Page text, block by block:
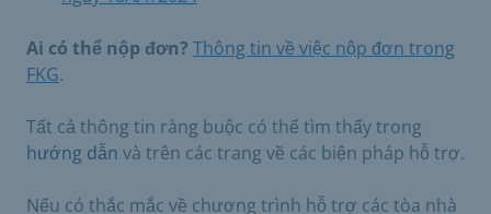
Ai có thể nộp đơn? Thông tin về việc nộp đơn trong
FKG.
Tất cả thông tin ràng buộc có thể tìm thấy trong
hướng dẫn và trên các trang về các biện pháp hỗ trợ.
Nếu có thắc mắc về chương trình hỗ trợ các tòa nhà